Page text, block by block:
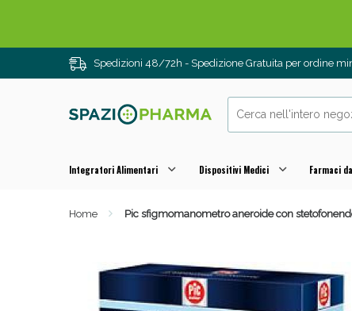
Spedizioni 48/72h - Spedizione Gratuita per ordine
Integratori Alimentari Dispositivi Medici Farmaci
Home Pic sfigmomanometro aneroide con